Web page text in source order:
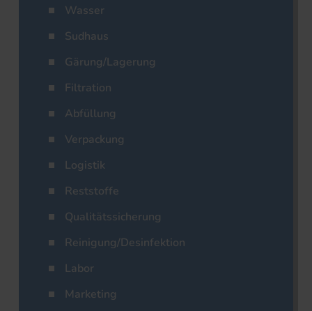
Wasser
Sudhaus
Gärung/Lagerung
Filtration
Abfüllung
Verpackung
Logistik
Reststoffe
Qualitätssicherung
Reinigung/Desinfektion
Labor
Marketing